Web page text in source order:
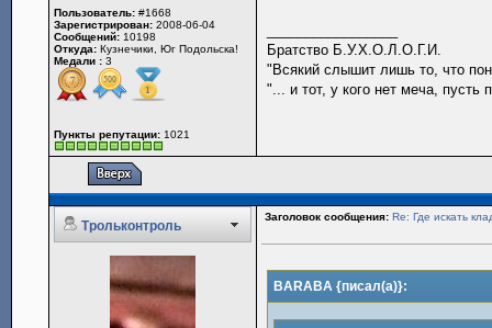
Пользователь: #1668
Зарегистрирован: 2008-06-04
Сообщений: 10198
Откуда: Кузнечики, Юг Подольска!
Медали : 3
Пункты репутации: 1021
Братство Б.У.Х.О.Л.О.Г.И.
"Всякий слышит лишь то, что
"... и тот, у кого нет меча,
Трольконтроль
Заголовок сообщения: Re: Где искать
BARABA {писал(а)}: